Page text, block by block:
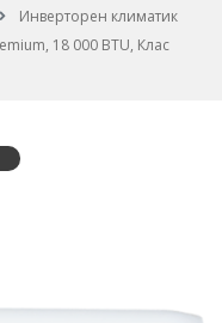
Инверторен климатик
18 000 BTU, Клас